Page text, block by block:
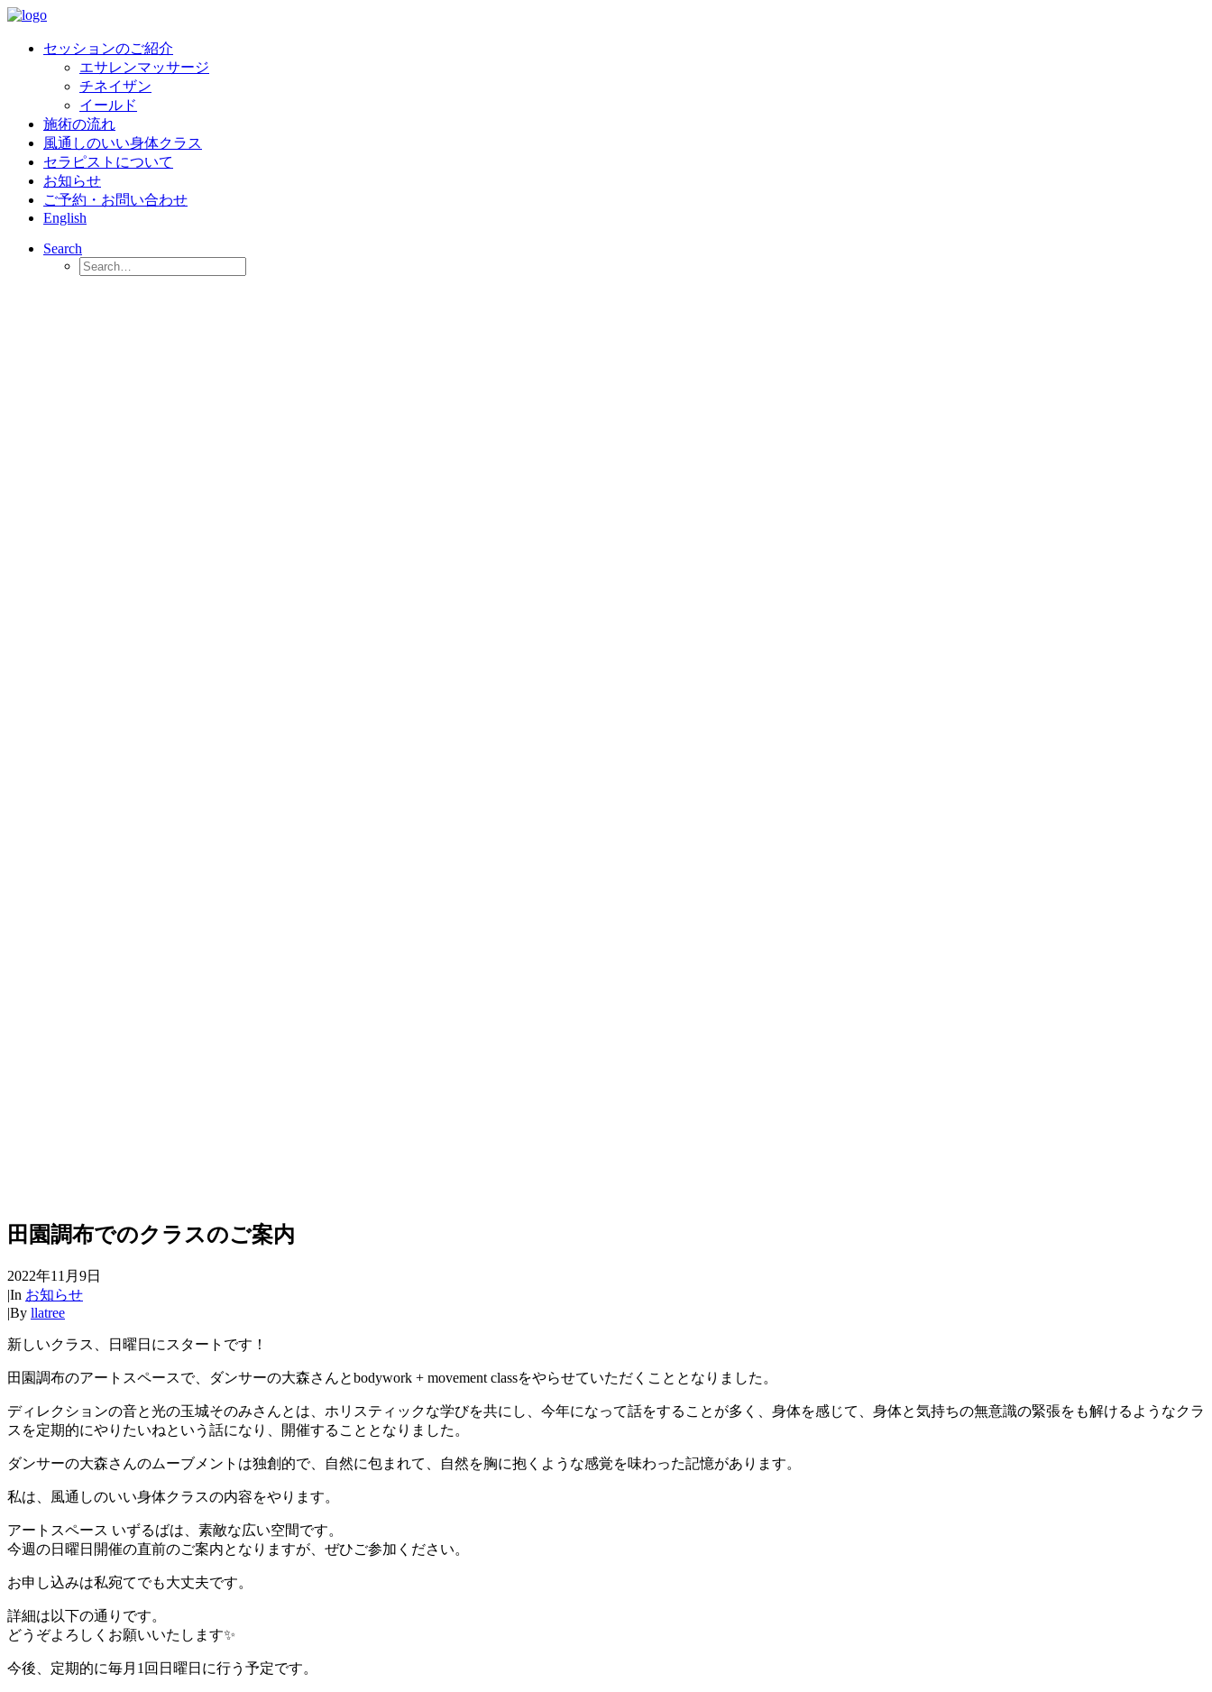
セッションのご紹介
エサレンマッサージ
チネイザン
イールド
施術の流れ
風通しのいい身体クラス
セラピストについて
お知らせ
ご予約・お問い合わせ
English
Search
田園調布でのクラスのご案内
2022年11月9日
|In お知らせ
|By llatree
新しいクラス、日曜日にスタートです！
田園調布のアートスペースで、ダンサーの大森さんとbodywork + movement classをやらせていただくこととなりました。
ディレクションの音と光の玉城そのみさんとは、ホリスティックな学びを共にし、今年になって話をすることが多く、身体を感じて、身体と気持ちの無意識の緊張をも解けるようなクラ
スを定期的にやりたいねという話になり、開催することとなりました。
ダンサーの大森さんのムーブメントは独創的で、自然に包まれて、自然を胸に抱くような感覚を味わった記憶があります。
私は、風通しのいい身体クラスの内容をやります。
アートスペース いずるばは、素敵な広い空間です。
今週の日曜日開催の直前のご案内となりますが、ぜひご参加ください。
お申し込みは私宛てでも大丈夫です。
詳細は以下の通りです。
どうぞよろしくお願いいたします✨
今後、定期的に毎月1回日曜日に行う予定です。